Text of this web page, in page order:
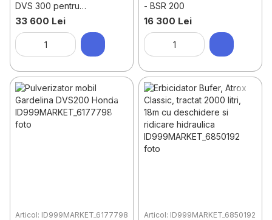
DVS 300 pentru
motocultor/atv/tractor
33 600 Lei
- BSR 200
16 300 Lei
Articol: ID999MARKET_6177798 Articol: ID999MARKET_6850192